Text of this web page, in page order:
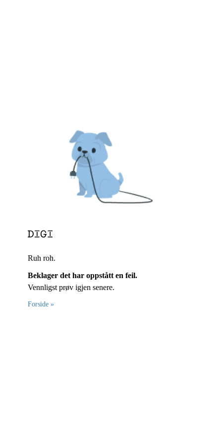
Ruh roh.
Beklager det har oppstått en feil.
Vennligst prøv igjen senere.
Forside »